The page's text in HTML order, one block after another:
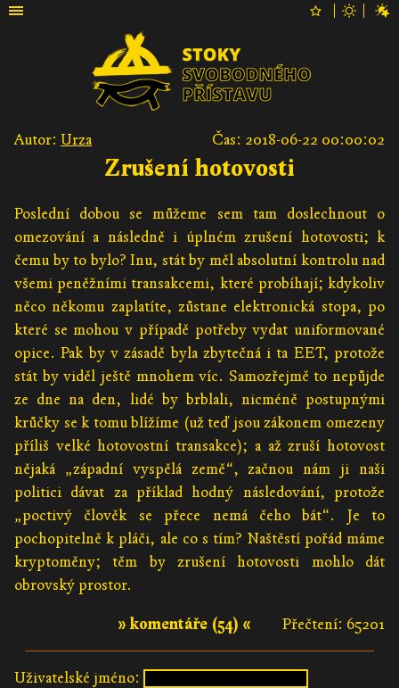
Autor: Urza Čas: 2018-06-22 00:00:02
Zrušení hotovosti
Poslední dobou se můžeme sem tam doslechnout o
omezování a následně i úplném zrušení hotovosti; k
čemu by to bylo? Inu, stát by měl absolutní kontrolu nad
všemi peněžními transakcemi, které probíhají; kdykoliv
něco někomu zaplatíte, zůstane elektronická stopa, po
které se mohou v případě potřeby vydat uniformované
opice. Pak by v zásadě byla zbytečná i ta EET, protože
stát by viděl ještě mnohem víc. Samozřejmě to nepůjde
ze dne na den, lidé by brblali, nicméně postupnými
krůčky se k tomu blížíme (už teď jsou zákonem omezeny
příliš velké hotovostní transakce); a až zruší hotovost
nějaká „západní vyspělá země“, začnou nám ji naši
politici dávat za příklad hodný následování, protože
„poctivý člověk se přece nemá čeho bát“. Je to
pochopitelně k pláči, ale co s tím? Naštěstí pořád máme
kryptoměny; těm by zrušení hotovosti mohlo dát
obrovský prostor.
Přečtení: 65201
» komentáře (54) «
Uživatelské jméno: